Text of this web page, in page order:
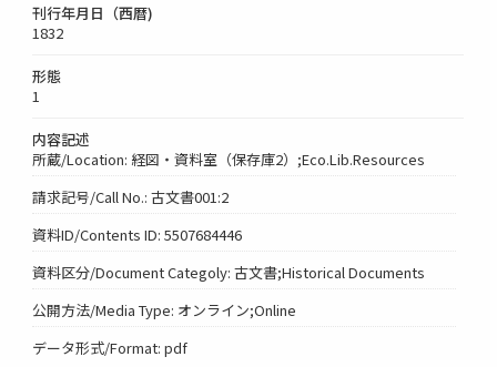
刊行年月日（西暦)
1832
形態
1
内容記述
所蔵/Location: 経図・資料室（保存庫2）;Eco.Lib.Resources
請求記号/Call No.: 古文書001:2
資料ID/Contents ID: 5507684446
資料区分/Document Categoly: 古文書;Historical Documents
公開方法/Media Type: オンライン;Online
データ形式/Format: pdf